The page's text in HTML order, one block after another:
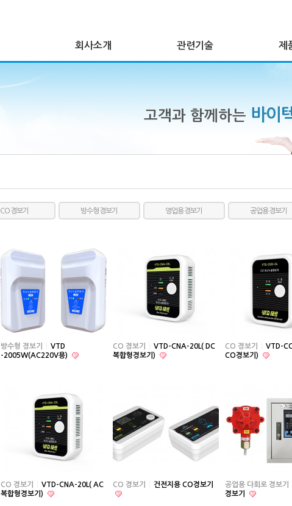
회사소개 관련기술 제
고객과 함께하는 바이
CO 경보기 방수형 경보기 영업용 경보기 공업용 경보기
방수형 경보기
VTD
-2005W(AC220V용)
CO 경보기
VTD-CNA-20L( DC
복합형경보기)
CO 경보기
VTD-
CO경보기)
CO 경보기
VTD-CNA-20L( AC
복합형경보기)
CO 경보기 건전지용 CO경보기 공업용 다회로 경보기
경보기